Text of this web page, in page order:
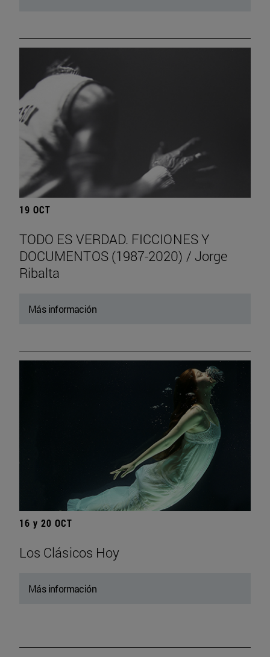
19 OCT
TODO ES VERDAD. FICCIONES Y
DOCUMENTOS (1987-2020) / Jorge
Ribalta
Más información
16 y 20 OCT
Los Clásicos Hoy
Más información